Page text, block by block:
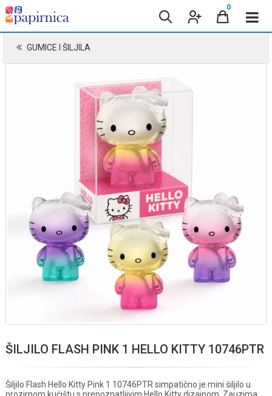
0
GUMICE I ŠILJILA
ŠILJILO FLASH PINK 1 HELLO KITTY 10746PTR
Šiljilo Flash Hello Kitty Pink 1 10746PTR simpatično je mini šiljilo u